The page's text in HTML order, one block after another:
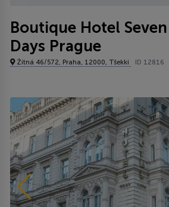
Boutique Hotel Seven
Days Prague
Žitná 46/572, Praha, 12000, Tšekki ID 12816